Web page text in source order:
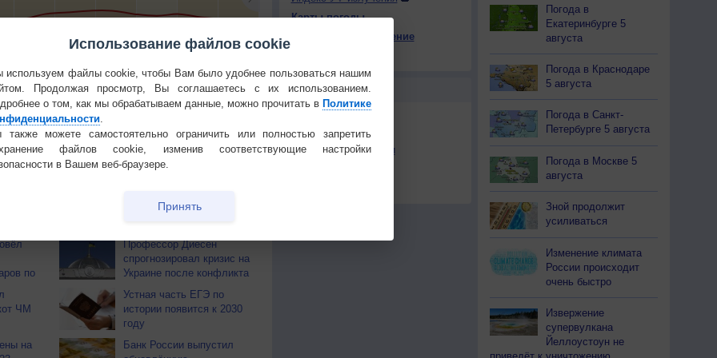
+15 +12 +16 +15 +16 +17 +15
декада Мобильная версия
по
Профессор Диесен
спрогнозировал кризис на
Украине после конфликта
ЧМ
Устная часть ЕГЭ по
истории появится к 2030
году
на
Банк России выпустил
Карты погоды
Атмосферное давление
КОНТАКТЫ
Политика
конфиденциальности
Погода в
Екатеринбурге 5
августа
Погода в Краснодаре
5 августа
Погода в Санкт-
Петербурге 5 августа
Погода в Москве 5
августа
Зной продолжит
усиливаться
Изменение климата
России происходит
очень быстро
Извержение
супервулкана
Йеллоустоун не
Использование файлов cookie
используем файлы cookie, чтобы Вам было удобнее пользоваться нашим
Продолжая просмотр, Вы соглашаетесь с их использованием.
о том, как мы обрабатываем данные, можно прочитать в Политике
также можете самостоятельно ограничить или полностью запретить
файлов cookie, изменив соответствующие настройки
в Вашем веб-браузере.
Принять